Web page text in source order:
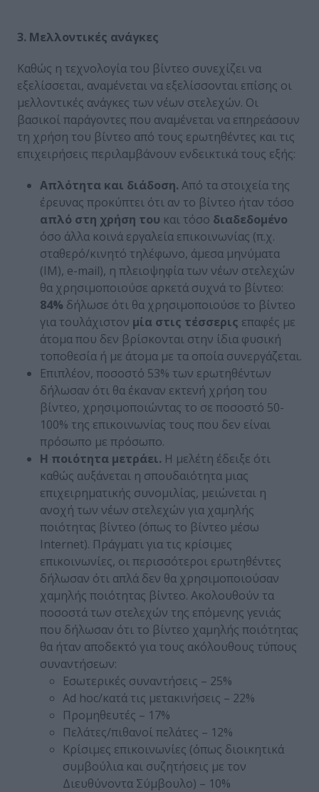
3. Μελλοντικές ανάγκες
Καθώς η τεχνολογία του βίντεο συνεχίζει να
εξελίσσεται, αναμένεται να εξελίσσονται επίσης οι
μελλοντικές ανάγκες των νέων στελεχών. Οι
βασικοί παράγοντες που αναμένεται να επηρεάσουν
τη χρήση του βίντεο από τους ερωτηθέντες και τις
επιχειρήσεις περιλαμβάνουν ενδεικτικά τους εξής:
Απλότητα και διάδοση. Από τα στοιχεία της
έρευνας προκύπτει ότι αν το βίντεο ήταν τόσο
απλό στη χρήση του και τόσο διαδεδομένο
όσο άλλα κοινά εργαλεία επικοινωνίας (π.χ.
σταθερό/κινητό τηλέφωνο, άμεσα μηνύματα
(IM), e-mail), η πλειοψηφία των νέων στελεχών
θα χρησιμοποιούσε αρκετά συχνά το βίντεο:
84% δήλωσε ότι θα χρησιμοποιούσε το βίντεο
για τουλάχιστον μία στις τέσσερις επαφές με
άτομα που δεν βρίσκονται στην ίδια φυσική
τοποθεσία ή με άτομα με τα οποία συνεργάζεται.
Επιπλέον, ποσοστό 53% των ερωτηθέντων
δήλωσαν ότι θα έκαναν εκτενή χρήση του
βίντεο, χρησιμοποιώντας το σε ποσοστό 50-
100% της επικοινωνίας τους που δεν είναι
πρόσωπο με πρόσωπο.
Η ποιότητα μετράει. Η μελέτη έδειξε ότι
καθώς αυξάνεται η σπουδαιότητα μιας
επιχειρηματικής συνομιλίας, μειώνεται η
ανοχή των νέων στελεχών για χαμηλής
ποιότητας βίντεο (όπως το βίντεο μέσω
Internet). Πράγματι για τις κρίσιμες
επικοινωνίες, οι περισσότεροι ερωτηθέντες
δήλωσαν ότι απλά δεν θα χρησιμοποιούσαν
χαμηλής ποιότητας βίντεο. Ακολουθούν τα
ποσοστά των στελεχών της επόμενης γενιάς
που δήλωσαν ότι το βίντεο χαμηλής ποιότητας
θα ήταν αποδεκτό για τους ακόλουθους τύπους
συναντήσεων:
Εσωτερικές συναντήσεις – 25%
Ad hoc/κατά τις μετακινήσεις – 22%
Προμηθευτές – 17%
Πελάτες/πιθανοί πελάτες – 12%
Κρίσιμες επικοινωνίες (όπως διοικητικά
συμβούλια και συζητήσεις με τον
Διευθύνοντα Σύμβουλο) – 10%